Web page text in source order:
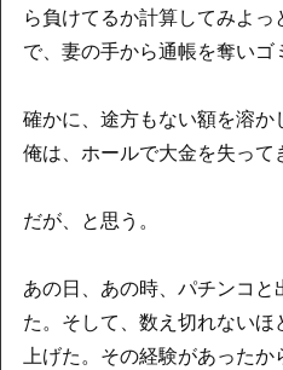
ら負けてるか計算してみよ
で、妻の手から通帳を奪いゴ
確かに、途方もない額を溶か
俺は、ホールで大金を失って
だが、と思う。
あの日、あの時、パチンコ
た。そして、数え切れないほ
上げた。その経験があった